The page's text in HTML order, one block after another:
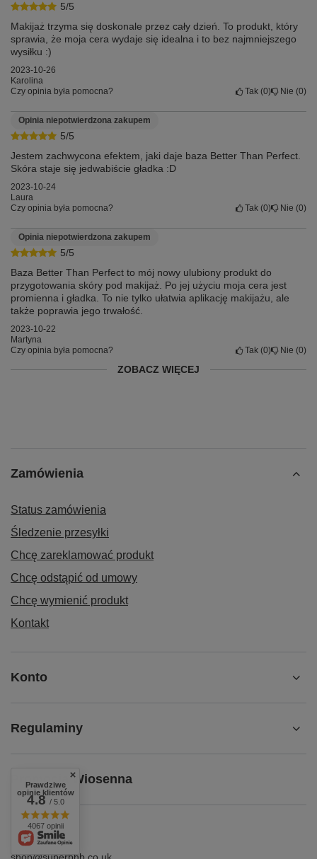
5/5
Makijaż trzyma się doskonale przez cały dzień. To produkt, który
sprawia, że moja cera wydaje się idealna i to bez najmniejszego
wysiłku :)
2023-10-26
Karolina
Czy opinia była pomocna?
Tak 0 Nie 0
5/5
Opinia niepotwierdzona zakupem
Jestem zachwycona efektem, jaki daje baza Better Than Perfect.
Skóra staje się jedwabiście gładka :D
2023-10-24
Laura
Czy opinia była pomocna?
Tak 0 Nie 0
5/5
Opinia niepotwierdzona zakupem
Baza Better Than Perfect to mój nowy ulubiony produkt do
przygotowania skóry pod makijaż. Po jej użyciu moja cera jest
promienna i gładka. To nie tylko ułatwia aplikację makijażu, ale
także poprawia jego trwałość.
2023-10-22
Martyna
Czy opinia była pomocna?
Tak 0 Nie 0
ZOBACZ WIĘCEJ
Zamówienia
Status zamówienia
Śledzenie przesyłki
Chcę zareklamować produkt
Chcę odstąpić od umowy
Chcę wymienić produkt
Kontakt
Konto
Regulaminy
Promocja Wiosenna
Prawdziwe
opinie klientów
4.8/ 5.0
4067 opinii